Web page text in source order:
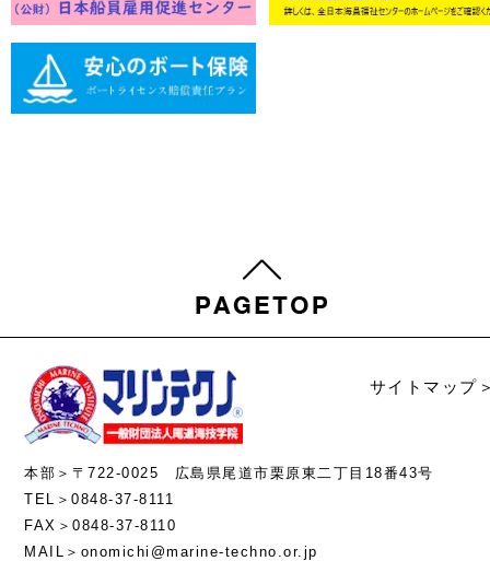
サイトマップ
本部＞〒722-0025 広島県尾道市栗原東二丁目18番43号
TEL＞0848-37-8111
FAX＞0848-37-8110
MAIL＞onomichi@marine-techno.or.jp